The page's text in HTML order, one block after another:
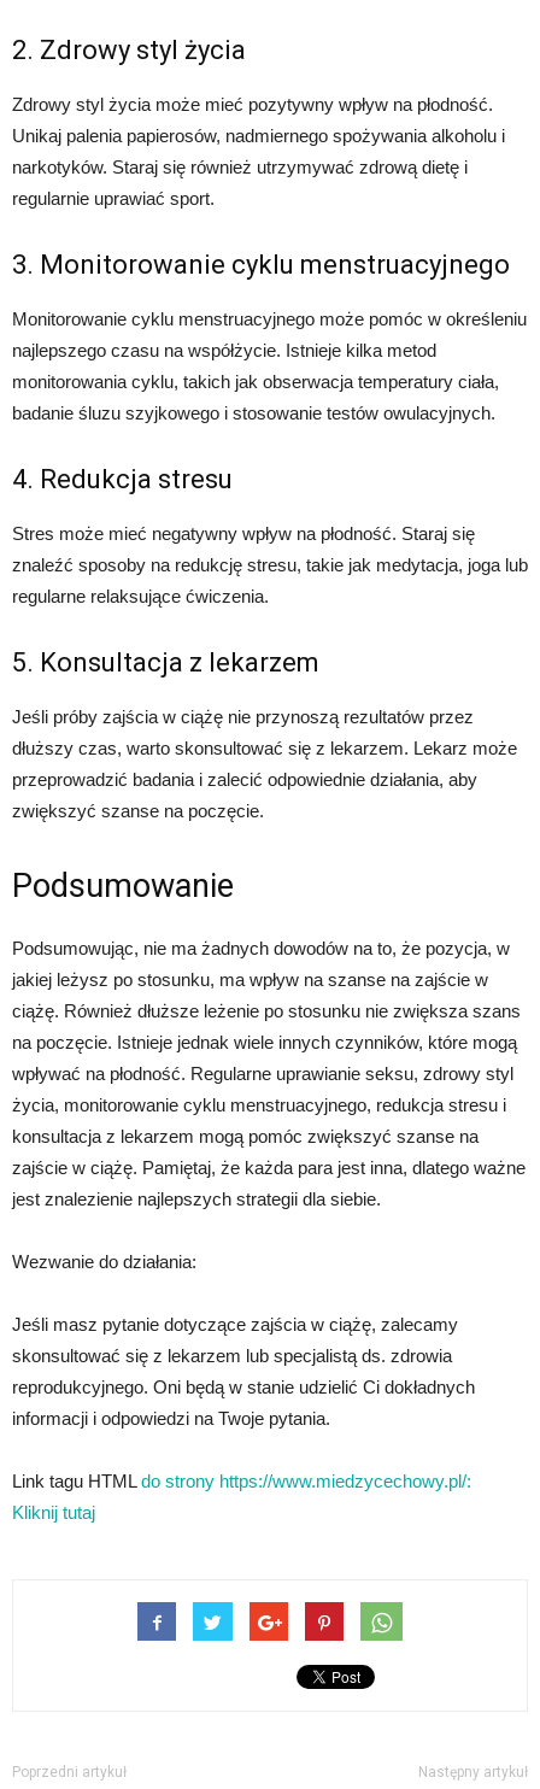
2. Zdrowy styl życia
Zdrowy styl życia może mieć pozytywny wpływ na płodność.
Unikaj palenia papierosów, nadmiernego spożywania alkoholu i
narkotyków. Staraj się również utrzymywać zdrową dietę i
regularnie uprawiać sport.
3. Monitorowanie cyklu menstruacyjnego
Monitorowanie cyklu menstruacyjnego może pomóc w określeniu
najlepszego czasu na współżycie. Istnieje kilka metod
monitorowania cyklu, takich jak obserwacja temperatury ciała,
badanie śluzu szyjkowego i stosowanie testów owulacyjnych.
4. Redukcja stresu
Stres może mieć negatywny wpływ na płodność. Staraj się
znaleźć sposoby na redukcję stresu, takie jak medytacja, joga lub
regularne relaksujące ćwiczenia.
5. Konsultacja z lekarzem
Jeśli próby zajścia w ciążę nie przynoszą rezultatów przez
dłuższy czas, warto skonsultować się z lekarzem. Lekarz może
przeprowadzić badania i zalecić odpowiednie działania, aby
zwiększyć szanse na poczęcie.
Podsumowanie
Podsumowując, nie ma żadnych dowodów na to, że pozycja, w
jakiej leżysz po stosunku, ma wpływ na szanse na zajście w
ciążę. Również dłuższe leżenie po stosunku nie zwiększa szans
na poczęcie. Istnieje jednak wiele innych czynników, które mogą
wpływać na płodność. Regularne uprawianie seksu, zdrowy styl
życia, monitorowanie cyklu menstruacyjnego, redukcja stresu i
konsultacja z lekarzem mogą pomóc zwiększyć szanse na
zajście w ciążę. Pamiętaj, że każda para jest inna, dlatego ważne
jest znalezienie najlepszych strategii dla siebie.
Wezwanie do działania:
Jeśli masz pytanie dotyczące zajścia w ciążę, zalecamy
skonsultować się z lekarzem lub specjalistą ds. zdrowia
reprodukcyjnego. Oni będą w stanie udzielić Ci dokładnych
informacji i odpowiedzi na Twoje pytania.
Link tagu HTMLdo strony https://www.miedzycechowy.pl/:
Kliknij tutaj
Poprzedni artykuł Następny artykuł